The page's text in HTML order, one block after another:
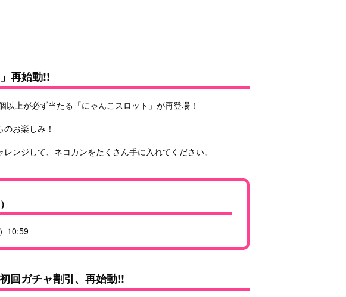
再始動!!
上が必ず当たる「にゃんこスロット」が再登場！
お楽しみ！
ンジして、ネコカンをたくさん手に入れてください。
10:59
回ガチャ割引、再始動!!